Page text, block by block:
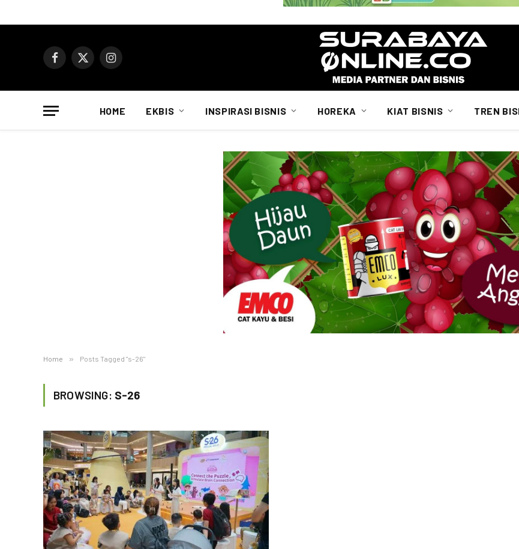
Facebook
X
Instagram
HOME EKBIS INSPIRASI BISNIS HOREKA KIAT BISNIS TREN
Home » Posts Tagged "s-26"
BROWSING: S-26